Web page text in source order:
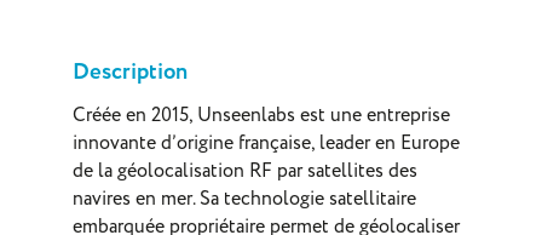
Description
Créée en 2015, Unseenlabs est une entreprise
innovante d’origine française, leader en Europe
de la géolocalisation RF par satellites des
navires en mer. Sa technologie satellitaire
embarquée propriétaire permet de géolocaliser